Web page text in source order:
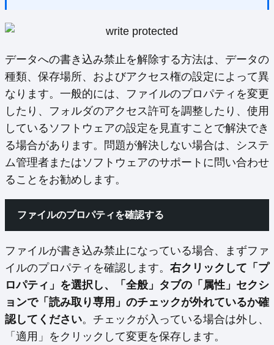
データへの書き込み禁止を解除する方法は、データの
種類、保存場所、およびアクセス権の設定によって異
なります。一般的には、ファイルのプロパティを変更
したり、フォルダのアクセス許可を調整したり、使用
しているソフトウェアの設定を見直すことで解決でき
る場合があります。問題が解決しない場合は、システ
ム管理者またはソフトウェアのサポートに問い合わせ
ることをお勧めします。
ファイルのプロパティを確認する
ファイルが書き込み禁止になっている場合、まずファ
イルのプロパティを確認します。 右クリックして「プ
ロパティ」を選択し、「全般」タブの「属性」セクシ
ョンで「読み取り専用」のチェックが外れているか確
認してください。チェックが入っている場合は外し、
「適用」をクリックして変更を保存します。